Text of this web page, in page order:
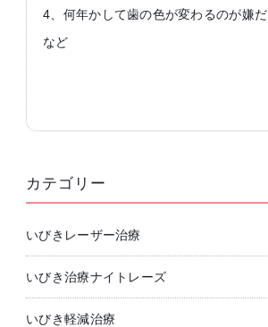
4、何年かして歯の色が変わるのが嫌だ
など
カテゴリー
いびきレーザー治療
いびき治療ナイトレーズ
いびき軽減治療